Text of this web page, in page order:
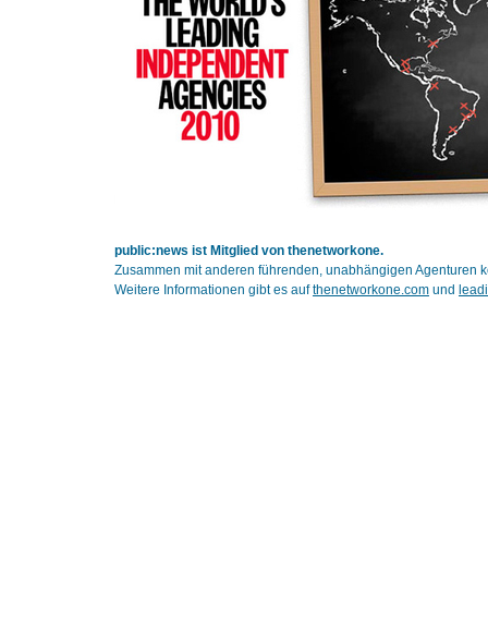
public:news ist Mitglied von thenetworkone.
Zusammen mit anderen führenden, unabhängigen Agenturen
Weitere Informationen gibt es aufthenetworkone.com und